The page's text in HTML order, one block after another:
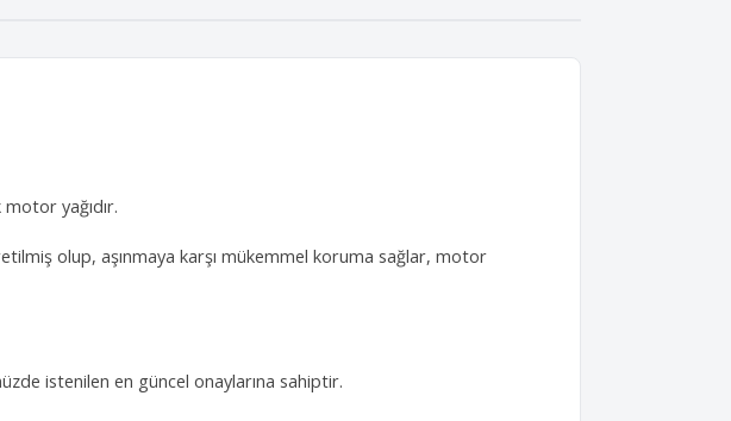
yağıdır.
olup, aşınmaya karşı mükemmel koruma sağlar, motor
istenilen en güncel onaylarına sahiptir.